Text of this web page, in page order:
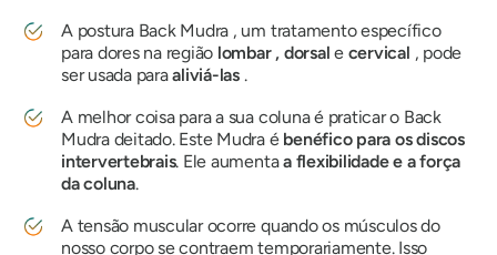
A postura Back Mudra , um tratamento específico
para dores na região lombar , dorsal e cervical , pode
ser usada paraaliviá-las .
A melhor coisa para a sua coluna é praticar o Back
Mudradeitado. Este Mudra é benéfico para os discos
intervertebrais. Ele aumentaa flexibilidade e a força
da coluna.
A tensão muscular ocorre quando os músculos do
nosso corpo se contraem temporariamente. Isso